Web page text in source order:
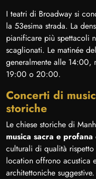
I teatri di Broadway si
la 53esima strada. La
pianificare più spettacoli
scaglionati. Le matinée
generalmente alle 14:00,
19:00 o 20:00.
Concerti di
storiche
Le chiese storiche di
musica sacra e profana
culturali di qualità
location offrono acustica
architettoniche suggestive.